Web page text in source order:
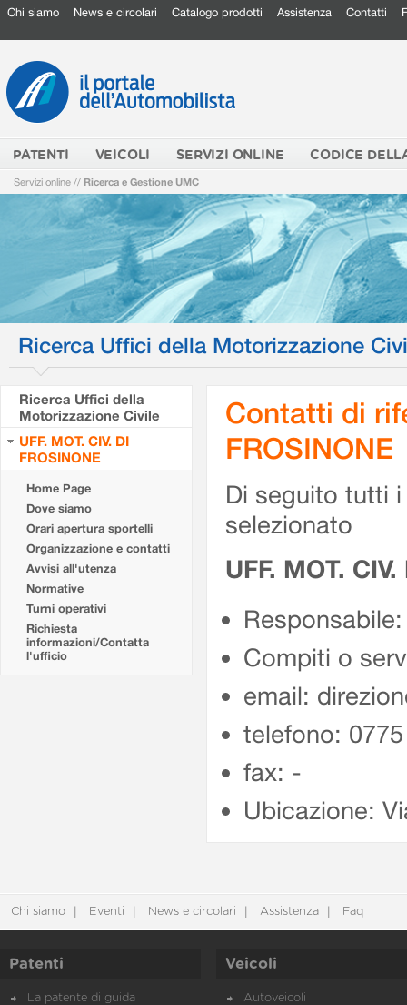
Chi siamo News e circolari Catalogo prodotti Assistenza Contatti
PATENTI VEICOLI SERVIZI ONLINE CODICE
Servizi online // Ricerca e Gestione UMC
Ricerca Uffici della Motorizzazione
Ricerca Uffici della
Motorizzazione Civile
UFF. MOT. CIV. DI
FROSINONE
Home Page
Dove siamo
Orari apertura sportelli
Organizzazione e contatti
Avvisi all'utenza
Normative
Turni operativi
Richiesta
informazioni/Contatta
l'ufficio
Contatti di
FROSINONE
Di seguito tutti
selezionato
UFF. MOT.
Compiti o
email:
telefono:
fax: -
Ubicazione:
Chi siamo Eventi News e circolari Assistenza Faq
Patenti
La patente di guida
Veicoli
Autoveicoli